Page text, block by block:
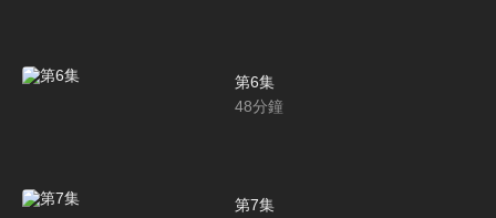
第6集
48分鐘
第7集